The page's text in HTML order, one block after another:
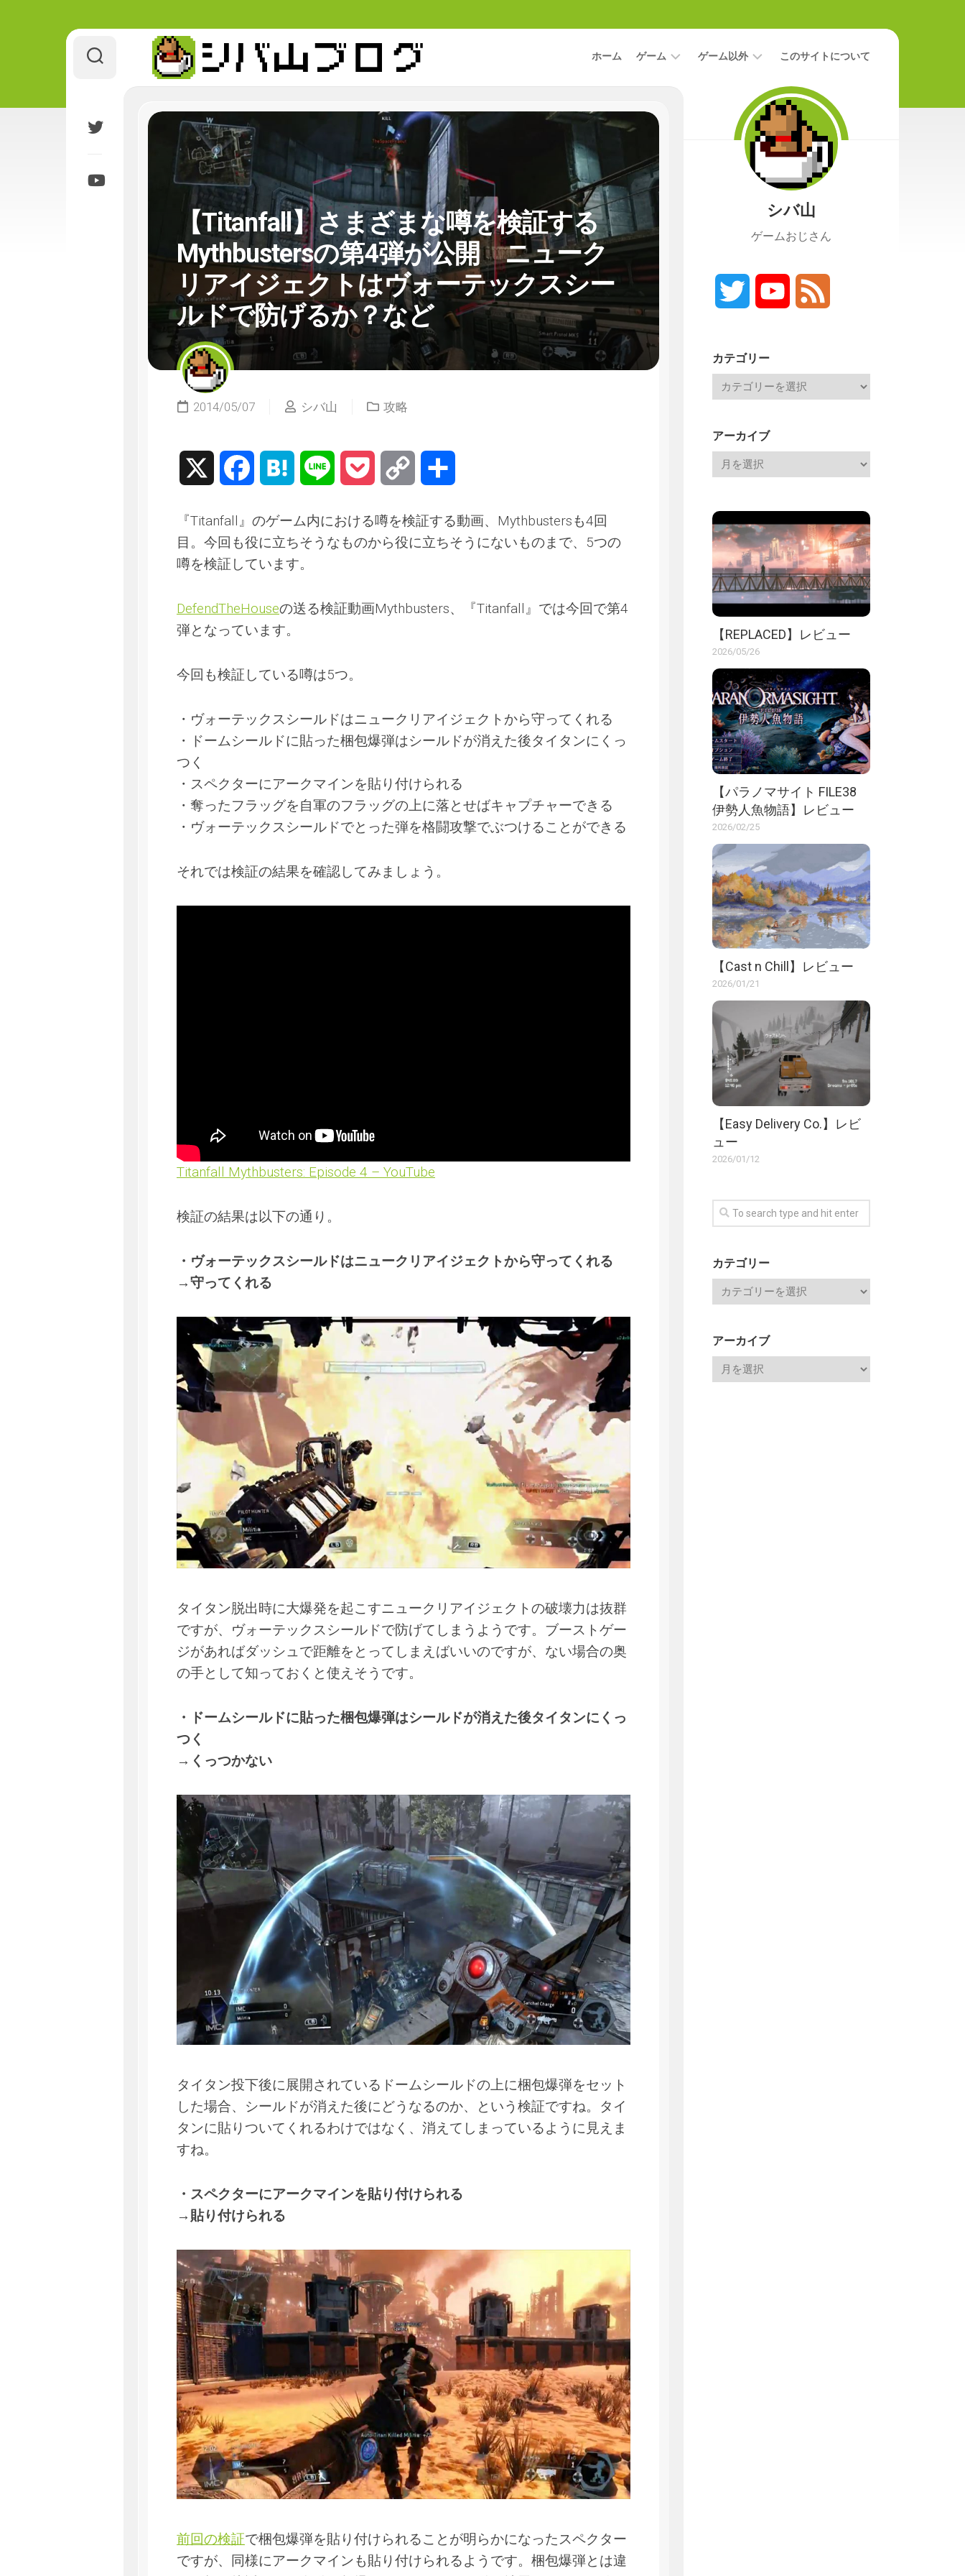
ホーム ゲーム
ビ
攻
略
ニ
ー
プ
日
記
ゲーム以外 このサイトについて
【Titanfall】さまざまな噂を検証する
Mythbustersの第4弾が公開 ニューク
リアイジェクトはヴォーテックスシー
ルドで防げるか？など
2014/05/07 シバ山 攻略
FacebookHatena Line Pocket Copy
『Titanfall』のゲーム内における噂を検証する動画、Mythbustersも4回
目。今回も役に立ちそうなものから役に立ちそうにないものまで、5つの
噂を検証しています。
DefendTheHouseの送る検証動画Mythbusters、『Titanfall』では今回で第4
弾となっています。
今回も検証している噂は5つ。
・ヴォーテックスシールドはニュークリアイジェクトから守ってくれる
・ドームシールドに貼った梱包爆弾はシールドが消えた後タイタンにくっ
つく
・スペクターにアークマインを貼り付けられる
・奪ったフラッグを自軍のフラッグの上に落とせばキャプチャーできる
・ヴォーテックスシールドでとった弾を格闘攻撃でぶつけることができる
それでは検証の結果を確認してみましょう。
Titanfall Mythbusters: Episode 4 – YouTube
検証の結果は以下の通り。
・ヴォーテックスシールドはニュークリアイジェクトから守ってくれる
→守ってくれる
タイタン脱出時に大爆発を起こすニュークリアイジェクトの破壊力は抜群
ですが、ヴォーテックスシールドで防げてしまうようです。ブーストゲー
ジがあればダッシュで距離をとってしまえばいいのですが、ない場合の奥
の手として知っておくと使えそうです。
・ドームシールドに貼った梱包爆弾はシールドが消えた後タイタンにくっ
つく
→くっつかない
タイタン投下後に展開されているドームシールドの上に梱包爆弾をセット
した場合、シールドが消えた後にどうなるのか、という検証ですね。タイ
タンに貼りついてくれるわけではなく、消えてしまっているように見えま
すね。
・スペクターにアークマインを貼り付けられる
→貼り付けられる
前回の検証で梱包爆弾を貼り付けられることが明らかになったスペクター
ですが、同様にアークマインも貼り付けられるようです。梱包爆弾とは違
シバ山
ゲームおじさん
Twitter YouTube
カテゴリー
アーカイブ
【REPLACED】レビュー
2026/05/26
【パラノマサイト FILE38
伊勢人魚物語】レビュー
2026/02/25
【Cast n Chill】レビュー
2026/01/21
【Easy Delivery Co.】レビ
ュー
2026/01/12
カテゴリー
アーカイブ